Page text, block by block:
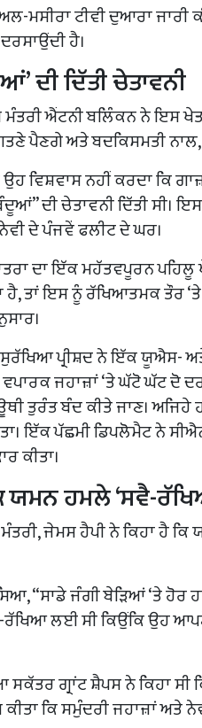
ਮਸੀਰਾ ਟੀਵੀ ਦੁਆਰਾ ਜਾਰੀ
ਹੈ।
ਦੀ ਦਿੱਤੀ ਚੇਤਾਵਨੀ
ਐਂਟਨੀ ਬਲਿੰਕਨ ਨੇ ਇਸ
ਪੈਣਗੇ ਅਤੇ ਬਦਕਿਸਮਤੀ
ਵਿਸ਼ਵਾਸ ਨਹੀਂ ਕਰਦਾ ਕਿ
ਦੀ ਚੇਤਾਵਨੀ ਦਿੱਤੀ ਸੀ।
ਦੇ ਪੰਜਵੇਂ ਫਲੀਟ ਦੇ ਘਰ।
ਦਾ ਇੱਕ ਮਹੱਤਵਪੂਰਨ
ਤਾਂ ਇਸ ਨੂੰ ਰੱਖਿਆਤਮਕ ਤੌਰ
ਪ੍ਰੀਸ਼ਦ ਨੇ ਇੱਕ ਯੂਐਸ- ਅਤੇ
ਜਹਾਜ਼ਾਂ ‘ਤੇ ਘੱਟੋ ਘੱਟ ਦੋ
ਤੁਰੰਤ ਬੰਦ ਕੀਤੇ ਜਾਣ।
ਇੱਕ ਪੱਛਮੀ ਡਿਪਲੋਮੈਟ ਨੇ
ਕੀਤਾ।
ਯਮਨ ਹਮਲੇ ‘ਸਵੈ-
ਜੇਮਸ ਹੈਪੀ ਨੇ ਕਿਹਾ ਹੈ
“ਸਾਡੇ ਜੰਗੀ ਬੇੜਿਆਂ ‘ਤੇ
ਰੱਖਿਆ ਲਈ ਸੀ ਕਿਉਂਕਿ ਉਹ
ਗ੍ਰਾਂਟ ਸ਼ੈਪਸ ਨੇ ਕਿਹਾ
ਕਿ ਸਮੁੰਦਰੀ ਜਹਾਜ਼ਾਂ ਅਤੇ